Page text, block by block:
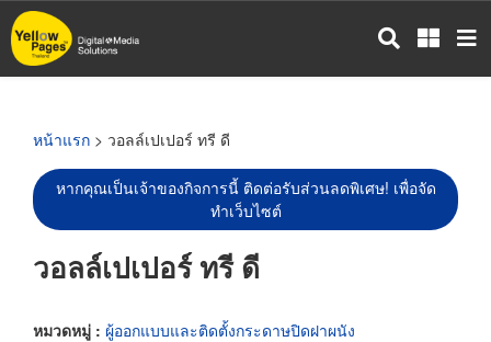
ข้าม
ไป
หน้าแรก > วอลล์เปเปอร์ ทรี ดี
หากคุณเป็นเจ้าของกิจการนี้ ติดต่อรับส่วนลดพิเศษ! เพื่อจัด
ทำเว็บไซต์
วอลล์เปเปอร์ ทรี ดี
หมวดหมู่ : ผู้ออกแบบและติดตั้งกระดาษปิดฝาผนัง